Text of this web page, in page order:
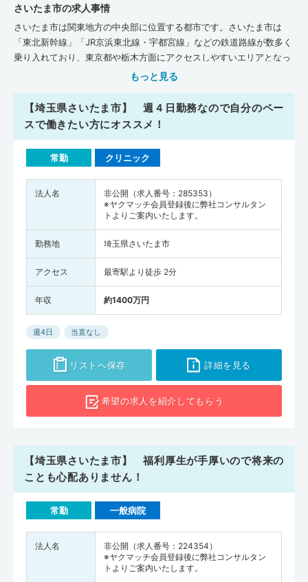
さいたま市の求人事情
さいたま市は関東地方の中央部に位置する都市です。さいたま市は
「東北新幹線」「JR京浜東北線・宇都宮線」などの鉄道路線が数多く
乗り入れており、東京都や栃木方面にアクセスしやすいエリアとなっ
ています。主要駅となるJR大宮駅周辺には、百貨店や飲食店などが並
便性の良さが特徴です。一方で、さいたま市の西側には一級河川の荒
川が流れているので、市街地を少し離れると落ち着いた川沿いの景色
も感じながら暮らしやすいでしょう。さいたま市は、各エリアに総合
病院や診療所が点在しています。日本医師会が公表している『地域医
療情報システムJMAP』のデータによると、平成30年11月時点で、さ
いたま市（さいたま医療圏）の医療機関・介護施設数は、一般診療所
が868軒、病院が41軒、歯科が724軒、在宅療養支援診療所が151軒、
在宅療養支援病院が4軒、介護施設が1,668軒となっています。全国平
療所・病院・在宅療養支援病院・介護施設の数が全国平均を下まわっ
平均を上まわっています。病床数（人口10万人あたり）は、一般診療
所・病院の病床数ともにさいたま市が全国平均を下まわっています。
また厚生労働省が調査・発表した『医師・歯科医師・薬剤師統計の概
況（平成30年）』によると、さいたま市の医師の人数は2,550人（全
国の医師の人数は327,210人)でした。さいたま市の医師の人数を人口
す。総合病院の「さいたま市立病院」ではがん患者の仕事相談にも対
応するなど、医療機関による日常生活の支援も充実しているので、医
ょう。埼玉県で転職を考えている方は、ぜひさいたま市の求人もチェ
もっと見る
【埼玉県さいたま市】 週４日勤務なので自分のペー
スで働きたい方にオススメ！
常勤 クリニック
法人名
非公開（求人番号：285353）
※ヤクマッチ会員登録後に弊社コンサルタン
トよりご案内いたします。
勤務地 埼玉県さいたま市
アクセス 最寄駅より徒歩 2分
年収 約1400万円
週4日 当直なし
リストへ保存 詳細を見る
希望の求人を紹介してもらう
【埼玉県さいたま市】 福利厚生が手厚いので将来の
ことも心配ありません！
常勤 一般病院
法人名
非公開（求人番号：224354）
※ヤクマッチ会員登録後に弊社コンサルタン
トよりご案内いたします。